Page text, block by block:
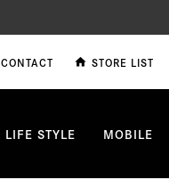
CONTACT home STORE LIST
LIFE STYLE MOBILE